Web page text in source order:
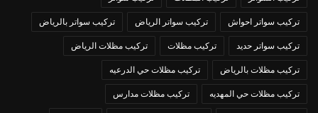
تركيب سواتر احواش تركيب سواتر الرياض تركيب سواتر بالرياض
تركيب سواتر حديد تركيب مظلات تركيب مظلات الرياض
تركيب مظلات بالرياض تركيب مظلات حي الدرعيه
تركيب مظلات حي المهديه تركيب مظلات مدارس